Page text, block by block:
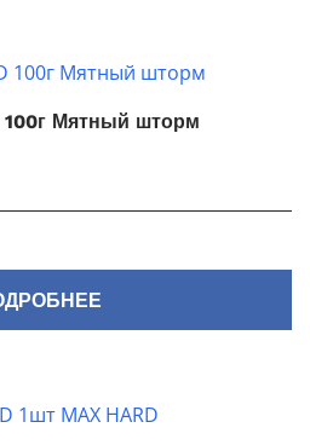
100г Мятный шторм